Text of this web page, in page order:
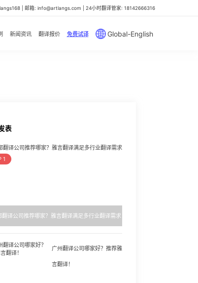
| 邮箱: info@artlangs.com | 24小时翻译管家: 18142666316
新闻资讯 翻译报价 免费试译 Global-English
表
1
翻译公司推荐哪家？雅言翻译满足多行业翻译需求
广州翻译公司哪家好？推荐雅
言翻译！